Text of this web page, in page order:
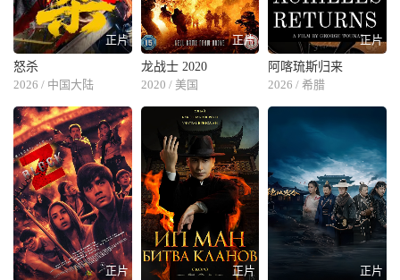
正片
怒杀
2026 / 中国大陆
正片
龙战士 2020
2020 / 美国
正片
阿喀琉斯归来
2026 / 希腊
正片
正片
正片